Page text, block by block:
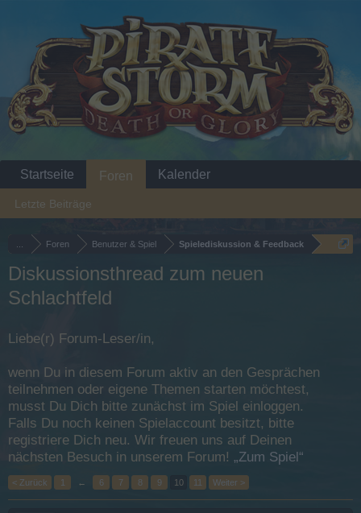
Foren Benutzer & Spiel Spielediskussion & Feedback
Diskussionsthread zum neuen
Schlachtfeld
Liebe(r) Forum-Leser/in,
wenn Du in diesem Forum aktiv an den Gesprächen
teilnehmen oder eigene Themen starten möchtest,
musst Du Dich bitte zunächst im Spiel einloggen.
Falls Du noch keinen Spielaccount besitzt, bitte
registriere Dich neu. Wir freuen uns auf Deinen
nächsten Besuch in unserem Forum! „Zum Spiel“
< Zurück 1 ← 6 7 8 9 10 11 Weiter >
Startseite Foren
Letzte Beiträge
Kalender